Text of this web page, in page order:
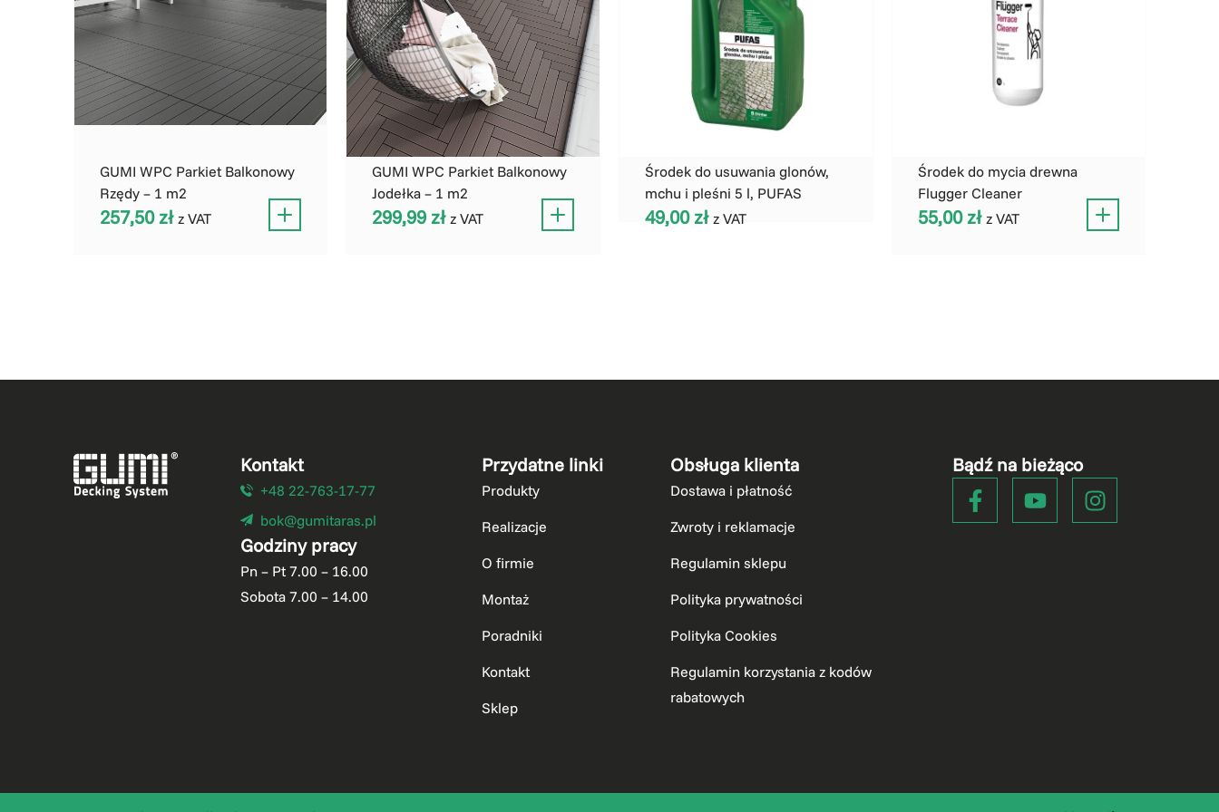
GUMI WPC Parkiet Balkonowy
Rzędy – 1 m2
257,50zł z VAT
GUMI WPC Parkiet Balkonowy
Jodełka – 1 m2
299,99zł z VAT
Środek do usuwania glonów,
mchu i pleśni 5 l, PUFAS
49,00zł z VAT
Środek do mycia drewna
Flugger Cleaner
55,00zł z VAT
Kontakt
+48 22-763-17-77
bok@gumitaras.pl
Godziny pracy
Pn – Pt 7.00 – 16.00
Sobota 7.00 – 14.00
Przydatne linki
Produkty
Realizacje
O firmie
Montaż
Poradniki
Kontakt
Sklep
Obsługa klienta
Dostawa i płatność
Zwroty i reklamacje
Regulamin sklepu
Polityka prywatności
Polityka Cookies
Regulamin korzystania z kodów
rabatowych
Bądź na bieżąco